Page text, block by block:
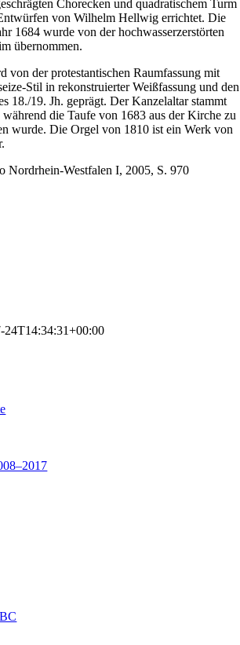
Chorecken und quadratischem Turm
von Wilhelm Hellwig errichtet. Die
1684 wurde von der hochwasserzerstörten
übernommen.
von der protestantischen Raumfassung mit
Stil in rekonstruierter Weißfassung und den
18./19. Jh. geprägt. Der Kanzelaltar stammt
während die Taufe von 1683 aus der Kirche zu
wurde. Die Orgel von 1810 ist ein Werk von
Nordrhein-Westfalen I, 2005, S. 970
24T14:34:31+00:00